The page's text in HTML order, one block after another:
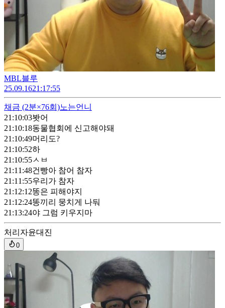
MBL블루
25.09.1621:17:55
채금 (2분×76회)노는언니
21:10:03봣어
21:10:18동물협회에 신고해야돼
21:10:49머리도?
21:10:52하
21:10:55ㅅㅂ
21:11:48건빵아 참어 참자
21:11:55우리가 참자
21:12:12똥은 피해야지
21:12:24똥끼리 뭉치게 나둬
21:13:24야 그럼 키우지마
처리자윤대진
0